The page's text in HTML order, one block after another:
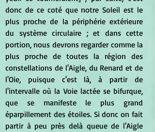
donc de ce coté que notre Soleil est le
plus proche de la périphérie extérieure
du système circulaire ; et dans cette
portion, nous devrons regarder comme la
plus proche de toutes la région des
constellations de l'Aigle, du Renard et de
l'Oie, puisque c'est là, à partir de
l'intervalle où la Voie lactée se bifurque,
que se manifeste le plus grand
éparpillement des étoiles. Si donc on fait
partir à peu près delà queue de l'Aigle